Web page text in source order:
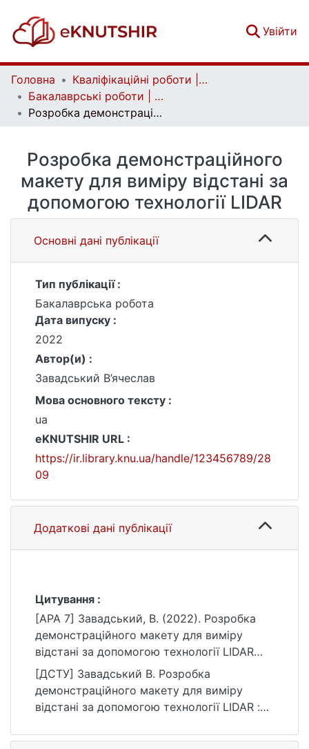
Увійти
Головна
Кваліфікаційні роботи | Qualifying works
Бакалаврські роботи | Bachelor theses
Розробка демонстраційного макету для виміру відстані за допомогою технології LIDAR
Розробка демонстраційного
макету для виміру відстані за
допомогою технології LIDAR
Основні дані публікації
Тип публікації :
Бакалаврська робота
Дата випуску :
2022
Автор(и) :
Завадський В’ячеслав
Мова основного тексту :
ua
eKNUTSHIR URL :
https://ir.library.knu.ua/handle/123456789/28
09
Додаткові дані публікації
Цитування :
[APA 7] Завадський, В. (2022). Розробка
демонстраційного макету для виміру
відстані за допомогою технології LIDAR
[Бакалаврська робота, Київський
національний університет імені Тараса
Шевченка]. eKNUTSHIR.
09
[ДСТУ] Завадський В. Розробка
демонстраційного макету для виміру
відстані за допомогою технології LIDAR :
Інформаційні технології. Київ, 2022. 58 с.